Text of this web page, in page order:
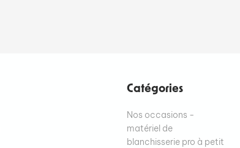
Catégories
Nos occasions -
matériel de
blanchisserie pro à petit